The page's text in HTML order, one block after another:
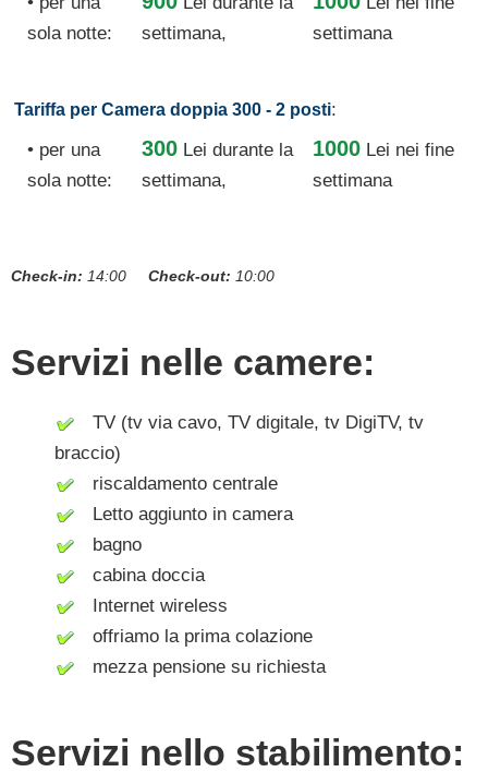
sola notte:
settimana,
settimana
Tariffa per Camera doppia 300 - 2 posti:
• per una
sola notte:
300 Lei durante la
settimana,
1000 Lei nei fine
settimana
Check-in: 14:00 Check-out: 10:00
Servizi nelle camere:
TV (tv via cavo, TV digitale, tv DigiTV, tv
braccio)
riscaldamento centrale
Letto aggiunto in camera
bagno
cabina doccia
Internet wireless
offriamo la prima colazione
mezza pensione su richiesta
Servizi nello stabilimento: